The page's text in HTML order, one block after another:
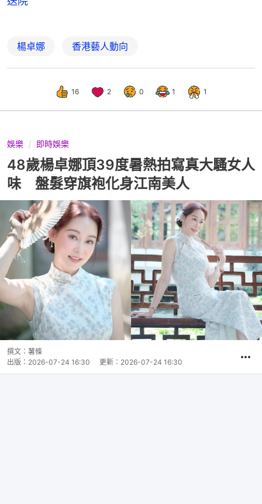
楊卓娜 香港藝人動向
16 2 0 1 1
娛樂 即時娛樂
48歲楊卓娜頂39度暑熱拍寫真大騷女人
味 盤髮穿旗袍化身江南美人
撰文： 薯條
出版： 2026-07-24 16:30 更新： 2026-07-24 16:30